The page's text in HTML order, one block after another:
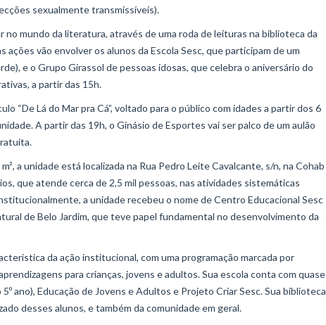
sexualmente transmissíveis).
no mundo da literatura, através de uma roda de leituras na biblioteca da
vão envolver os alunos da Escola Sesc, que participam de um
e o Grupo Girassol de pessoas idosas, que celebra o aniversário do
a partir das 15h.
“De Lá do Mar pra Cá”, voltado para o público com idades a partir dos 6
A partir das 19h, o Ginásio de Esportes vai ser palco de um aulão
a unidade está localizada na Rua Pedro Leite Cavalcante, s/n, na Cohab
que atende cerca de 2,5 mil pessoas, nas atividades sistemáticas
a unidade recebeu o nome de Centro Educacional Sesc
de Belo Jardim, que teve papel fundamental no desenvolvimento da
da ação institucional, com uma programação marcada por
para crianças, jovens e adultos. Sua escola conta com quase
ano), Educação de Jovens e Adultos e Projeto Criar Sesc. Sua biblioteca
desses alunos, e também da comunidade em geral.